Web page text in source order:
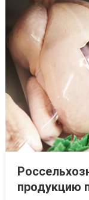
продукцию